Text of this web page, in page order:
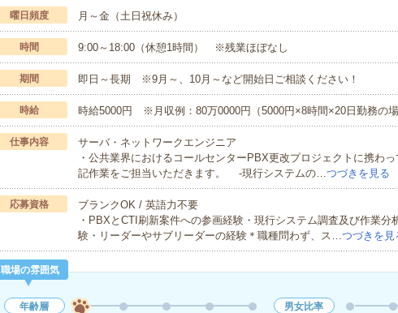
曜日頻度 月～金（土日祝休み）
時間 9:00～18:00（休憩1時間） ※残業ほぼなし
期間 即日～長期 ※9月～、10月～など開始日ご相談ください！
時給 時給5000円 ※月収例：80万0000円（5000円×8時間×20日勤務の場
仕事内容
サーバ・ネットワークエンジニア
・公共業界におけるコールセンターPBX更改プロジェクトに携わ
記作業をご担当いただきます。 -現行システムの…つづきを見る
応募資格
ブランクOK / 英語力不要
・PBXとCTI刷新案件への参画経験・現行システム調査及び作業分
験・リーダーやサブリーダーの経験＊職種問わず、ス…つづきを見
職場の雰囲気
年齢層 男女比率